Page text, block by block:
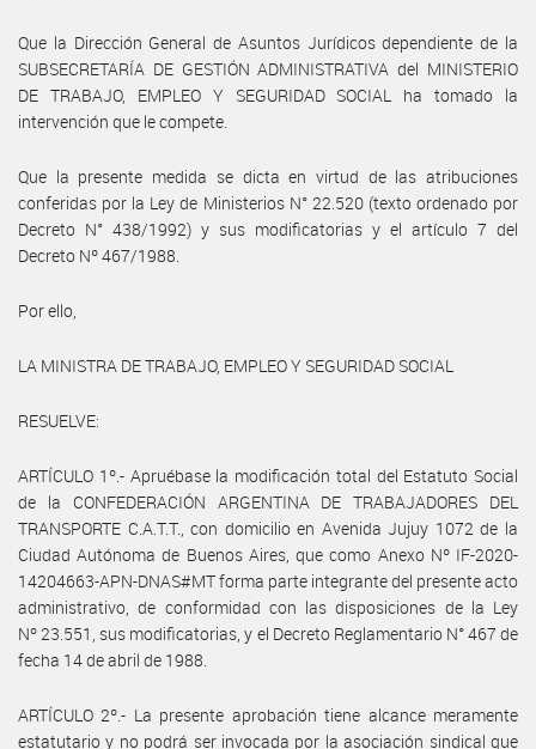
Que la Dirección General de Asuntos Jurídicos dependiente de la
SUBSECRETARÍA DE GESTIÓN ADMINISTRATIVA del MINISTERIO
DE TRABAJO, EMPLEO Y SEGURIDAD SOCIAL ha tomado la
intervención que le compete.
Que la presente medida se dicta en virtud de las atribuciones
conferidas por la Ley de Ministerios N° 22.520 (texto ordenado por
Decreto N° 438/1992) y sus modificatorias y el artículo 7 del
Decreto Nº 467/1988.
Por ello,
LA MINISTRA DE TRABAJO, EMPLEO Y SEGURIDAD SOCIAL
RESUELVE:
ARTÍCULO 1º.- Apruébase la modificación total del Estatuto Social
de la CONFEDERACIÓN ARGENTINA DE TRABAJADORES DEL
TRANSPORTE C.A.T.T., con domicilio en Avenida Jujuy 1072 de la
Ciudad Autónoma de Buenos Aires, que como Anexo Nº IF-2020-
14204663-APN-DNAS#MT forma parte integrante del presente acto
administrativo, de conformidad con las disposiciones de la Ley
Nº 23.551, sus modificatorias, y el Decreto Reglamentario N° 467 de
fecha 14 de abril de 1988.
ARTÍCULO 2º.- La presente aprobación tiene alcance meramente
estatutario y no podrá ser invocada por la asociación sindical que